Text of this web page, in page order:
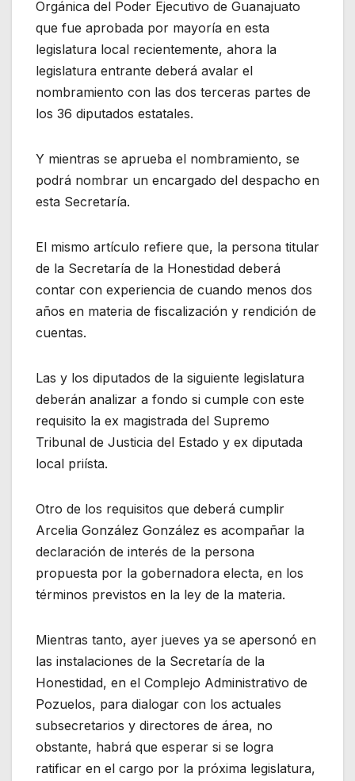
Orgánica del Poder Ejecutivo de Guanajuato
que fue aprobada por mayoría en esta
legislatura local recientemente, ahora la
legislatura entrante deberá avalar el
nombramiento con las dos terceras partes de
los 36 diputados estatales.
Y mientras se aprueba el nombramiento, se
podrá nombrar un encargado del despacho en
esta Secretaría.
El mismo artículo refiere que, la persona titular
de la Secretaría de la Honestidad deberá
contar con experiencia de cuando menos dos
años en materia de fiscalización y rendición de
cuentas.
Las y los diputados de la siguiente legislatura
deberán analizar a fondo si cumple con este
requisito la ex magistrada del Supremo
Tribunal de Justicia del Estado y ex diputada
local priísta.
Otro de los requisitos que deberá cumplir
Arcelia González González es acompañar la
declaración de interés de la persona
propuesta por la gobernadora electa, en los
términos previstos en la ley de la materia.
Mientras tanto, ayer jueves ya se apersonó en
las instalaciones de la Secretaría de la
Honestidad, en el Complejo Administrativo de
Pozuelos, para dialogar con los actuales
subsecretarios y directores de área, no
obstante, habrá que esperar si se logra
ratificar en el cargo por la próxima legislatura,